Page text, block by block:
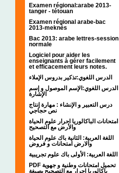
Examen régional:arabe 2013-
tanger - tétouan
Examen régional arabe-bac
2013-meknès
Bac 2013: arabe lettres-session
normale
Logiciel pour aider les
enseignants à gérer facilement
et efficacement leurs notes.
الدرس اللغوي:تذكير بدروس الإملاء
الدرس اللغوي:الإسم الموصول و إسم
الإشارة
درس التعبير و الإنشاء : مهارة إنتاج
نص حجاجي
امتحانات الباكالوريا احرار علوم الحياة
والأرض مع التصحيح
اللغة العربية: الثانية باك علوم الحياة
والارض امتحانات و فروض
اللغة العربية: الأولى باك علوم تجريبية
PDF تحميل امتحانات وطنية و جهوية
باكالوريا احرار مع التصحيح بصيغة